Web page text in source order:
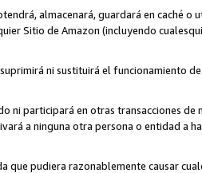
almacenará, guardará en caché
Sitio de Amazon (incluyendo
ni sustituirá el funcionamiento
ni participará en otras transacciones
a ninguna otra persona o entidad a
que pudiera razonablemente causar